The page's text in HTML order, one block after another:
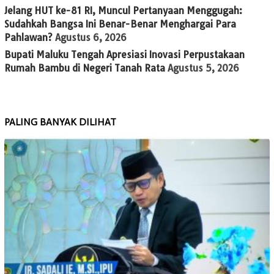
Jelang HUT ke-81 RI, Muncul Pertanyaan Menggugah:
Sudahkah Bangsa Ini Benar-Benar Menghargai Para
Pahlawan? Agustus 6, 2026
Bupati Maluku Tengah Apresiasi Inovasi Perpustakaan
Rumah Bambu di Negeri Tanah Rata Agustus 5, 2026
PALING BANYAK DILIHAT